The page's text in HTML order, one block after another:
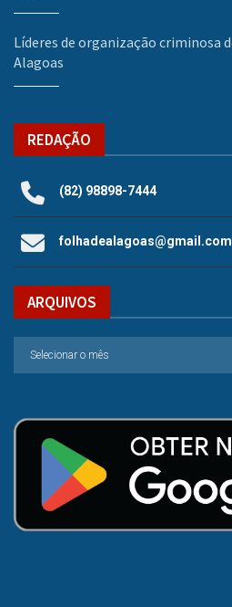
Líderes de organização criminosa
Alagoas
REDAÇÃO
(82) 98898-7444
folhadealagoas@gmail.com
ARQUIVOS